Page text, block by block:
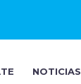
NOTICIAS